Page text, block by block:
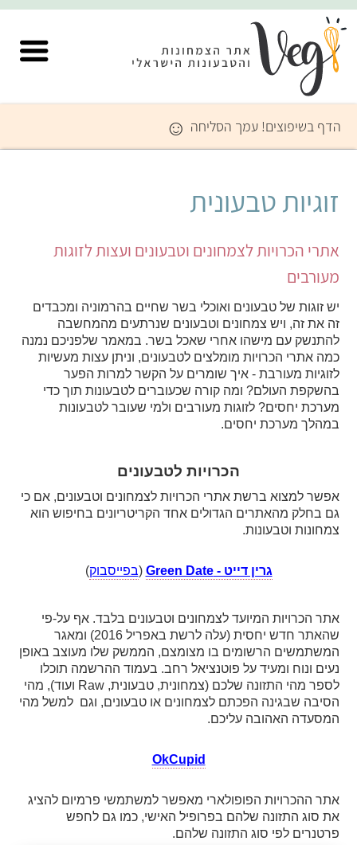
בשיפוצים! עמך הסליחה☺
טבעונית
הכרויות לצמחונים וטבעונים ועצות לזוגות
יש זוגות של טבעונים ואוכלי בשר שחיים בהרמוניה ומכבדים
זה את זה, ויש צמחונים וטבעונים שנרתעים מהמחשבה
להתנשק עם מישהו אחרי שאכל בשר. במאמר שלפניכם נמנה
כמה אתרי הכרויות מומלצים לטבעונים, וניתן עצות מעשיות
לזוגיות מעורבת - איך שומרים על הקשר למרות הפער
בהשקפת העולם? ומה קורה שכעוברים לטבעונות תוך כדי
מערכת יחסים? לזוגות מעורבים ולמי שעובר לטבעונות
מערכת יחסים.
הכרויות לטבעונים
אפשר למצוא ברשת אתרי הכרויות לצמחונים וטבעונים, אם כי
גם בחלק מהאתרים הגדולים אחד הקריטריונים בחיפוש הוא
וטבעונות.
גרין דייט - Green Date (בפייסבוק)
אתר הכרויות המיועד לצמחונים וטבעונים בלבד. אף על-פי
שהאתר חדש יחסית (עלה לרשת באפריל 2016) ומאגר
המשתמשים הרשומים בו מצומצם, הממשק שלו מעוצב באופן
נעים ונוח ומעיד על פוטנציאל רחב. בעמוד ההרשמה תוכלו
לספר מהי התזונה שלכם (צמחונית, טבעונית, Raw ועוד), מהי
הסיבה שבגינה הפכתם לצמחונים או טבעונים, וגם  למשל מהי
האהובה עליכם.
OkCupid
אתר ההכרויות הפופולארי מאפשר למשתמשי פרמיום להציג
את סוג התזונה שלהם בפרופיל האישי, כמו גם לחפש
לפי סוג התזונה שלהם.